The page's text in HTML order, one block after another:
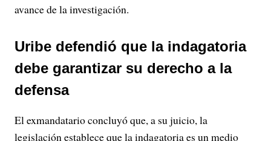
avance de la investigación.
Uribe defendió que la indagatoria
debe garantizar su derecho a la
defensa
El exmandatario concluyó que, a su juicio, la
legislación establece que la indagatoria es un medio